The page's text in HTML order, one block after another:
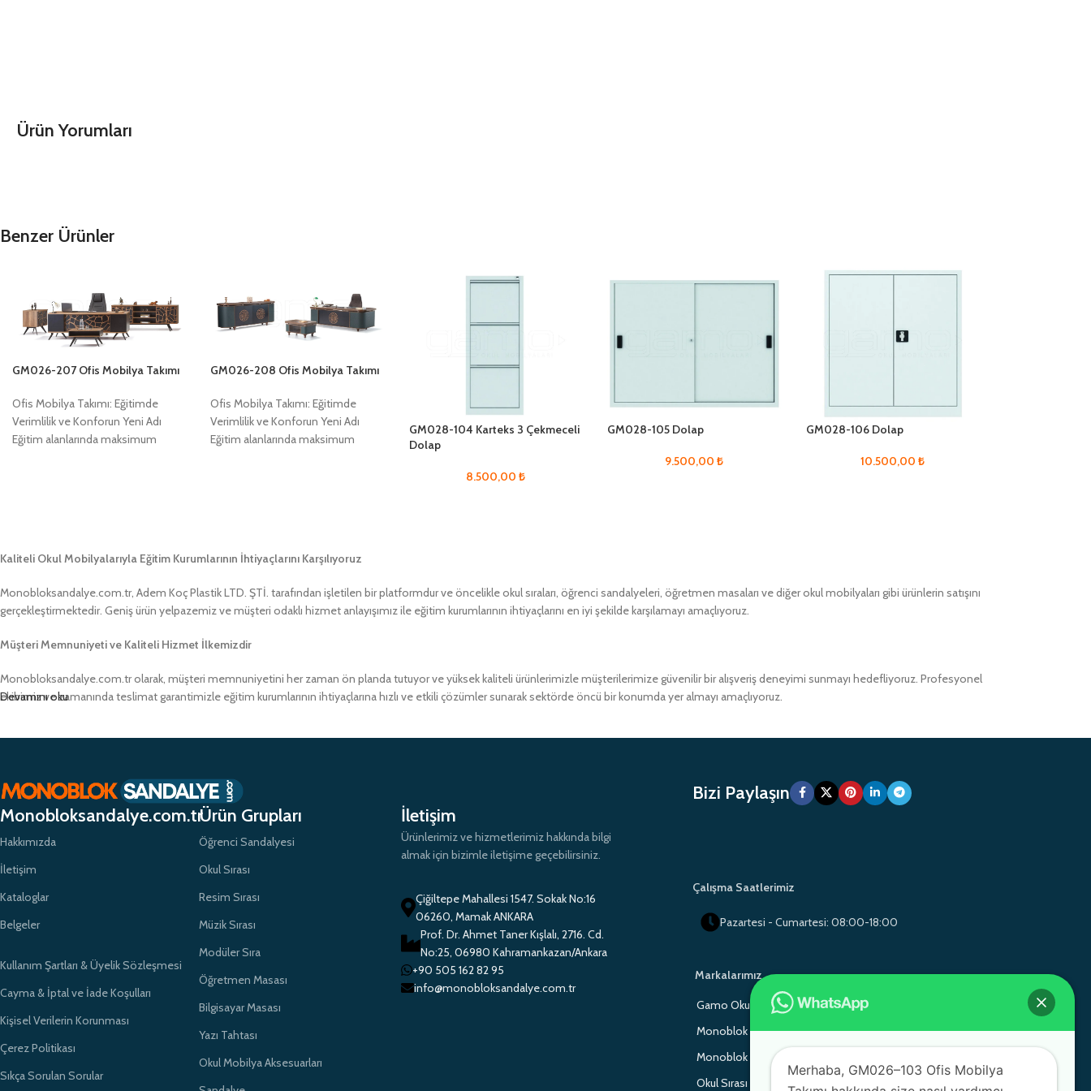
Ürün Yorumları
Benzer Ürünler
GM026-207 Ofis Mobilya Takımı
Ofis Mobilya Takımı: Eğitimde
Verimlilik ve Konforun Yeni Adı
Eğitim alanlarında maksimum
GM026-208 Ofis Mobilya Takımı
Ofis Mobilya Takımı: Eğitimde
Verimlilik ve Konforun Yeni Adı
Eğitim alanlarında maksimum
GM028-104 Karteks 3 Çekmeceli
Dolap
8.500,00₺
GM028-105 Dolap
9.500,00₺
GM028-106 Dolap
10.500,00₺
Kaliteli Okul Mobilyalarıyla Eğitim Kurumlarının İhtiyaçlarını Karşılıyoruz
Monobloksandalye.com.tr, Adem Koç Plastik LTD. ŞTİ. tarafından işletilen bir platformdur ve öncelikle okul sıraları, öğrenci sandalyeleri, öğretmen masaları ve diğer okul mobilyaları gibi ürünlerin satışını
gerçekleştirmektedir. Geniş ürün yelpazemiz ve müşteri odaklı hizmet anlayışımız ile eğitim kurumlarının ihtiyaçlarını en iyi şekilde karşılamayı amaçlıyoruz.
Müşteri Memnuniyeti ve Kaliteli Hizmet İlkemizdir
Monobloksandalye.com.tr olarak, müşteri memnuniyetini her zaman ön planda tutuyor ve yüksek kaliteli ürünlerimizle müşterilerimize güvenilir bir alışveriş deneyimi sunmayı hedefliyoruz. Profesyonel
ekibimiz ve zamanında teslimat garantimizle eğitim kurumlarının ihtiyaçlarına hızlı ve etkili çözümler sunarak sektörde öncü bir konumda yer almayı amaçlıyoruz.
Devamını oku
Monobloksandalye.com.tr
Hakkımızda
İletişim
Kataloglar
Belgeler
Kullanım Şartları & Üyelik Sözleşmesi
Cayma & İptal ve İade Koşulları
Kişisel Verilerin Korunması
Çerez Politikası
Sıkça Sorulan Sorular
Ürün Grupları
Öğrenci Sandalyesi
Okul Sırası
Resim Sırası
Müzik Sırası
Modüler Sıra
Öğretmen Masası
Bilgisayar Masası
Yazı Tahtası
Okul Mobilya Aksesuarları
İletişim
Çiğiltepe Mahallesi 1547. Sokak No:16
06260, Mamak ANKARA
Prof. Dr. Ahmet Taner Kışlalı, 2716. Cd.
No:25, 06980 Kahramankazan/Ankara
+90 505 162 82 95
Ürünlerimiz ve hizmetlerimiz hakkında bilgi
almak için bizimle iletişime geçebilirsiniz.
info@monobloksandalye.com.tr
Bizi Paylaşın
Çalışma Saatlerimiz
Pazartesi - Cumartesi: 08:00-18:00
Markalarımız
Gamo Okul Mobilyaları
Gamo School Furniture
Monoblok Sandalye
Monoblok Sandalye
Monoblok Sandalye
Okul Sırası
Adem Koç Plastik
Merhaba, GM026–103 Ofis Mobilya